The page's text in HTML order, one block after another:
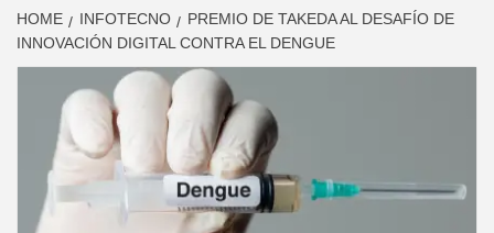
HOME INFOTECNO
PREMIO DE TAKEDA AL DESAFÍO DE
INNOVACIÓN DIGITAL CONTRA EL DENGUE